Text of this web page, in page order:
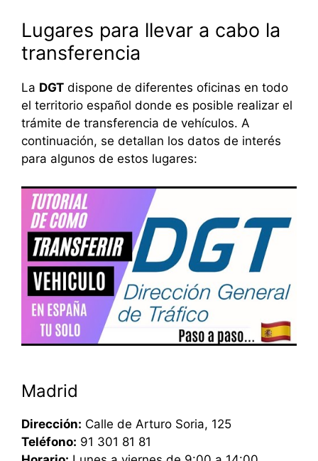
Lugares para llevar a cabo la
transferencia
La DGT dispone de diferentes oficinas en todo
el territorio español donde es posible realizar el
trámite de transferencia de vehículos. A
continuación, se detallan los datos de interés
para algunos de estos lugares:
Madrid
Dirección: Calle de Arturo Soria, 125
Teléfono: 91 301 81 81